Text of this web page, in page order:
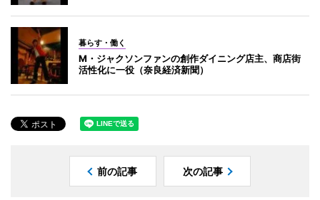
暮らす・働く
M・ジャクソンファンの創作ダイニング店主、商店街
活性化に一役（奈良経済新聞）
前の記事 次の記事